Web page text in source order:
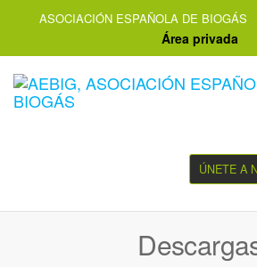
ASOCIACIÓN ESPAÑOLA DE BIOGÁS
Área privada
ÚNETE A